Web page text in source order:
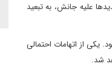
کشیدن تهدیدها علیه جانش، به تبعید
یکی از اتهامات احتمالی
شد.